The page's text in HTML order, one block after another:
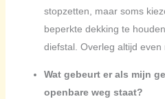
stopzetten, maar soms
beperkte dekking te
diefstal. Overleg altijd even
Wat gebeurt er als mijn
openbare weg staat?